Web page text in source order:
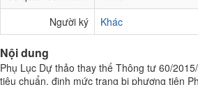
Người ký
Khác
Nội dung
Phụ Lục Dự thảo thay thế Thông tư 60/
tiêu chuẩn, định mức trang bị phương tiện